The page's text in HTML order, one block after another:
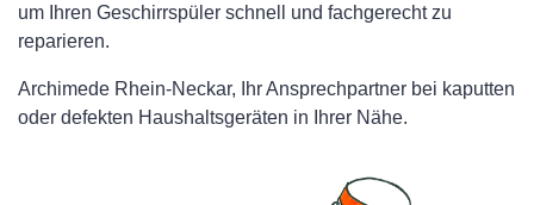
um Ihren Geschirrspüler schnell und fachgerecht zu
reparieren.
Archimede Rhein-Neckar, Ihr Ansprechpartner bei kaputten
oder defekten Haushaltsgeräten in Ihrer Nähe.